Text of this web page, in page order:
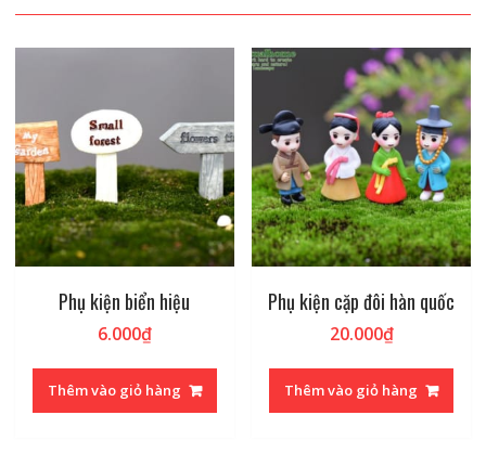
Phụ kiện biển hiệu
6.000₫
Thêm vào giỏ hàng
Phụ kiện cặp đôi hàn quốc
20.000₫
Thêm vào giỏ hàng